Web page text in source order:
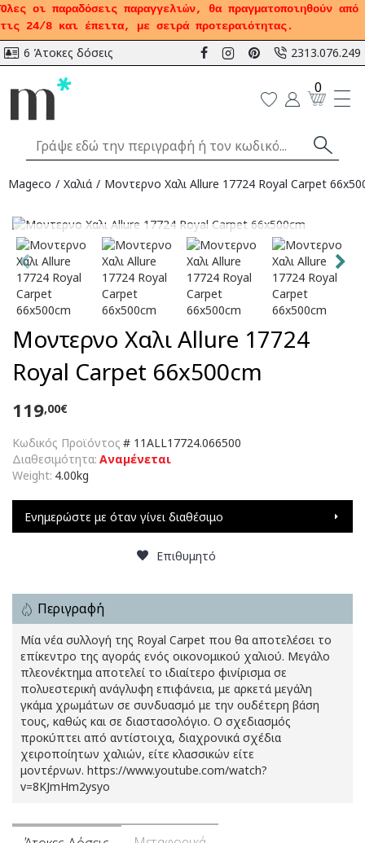
Όλες οι παραδόσεις παραγγελιών, θα πραγματοποιηθούν από
τις 24/8 και έπειτα, με σειρά προτεραιότητας.
6 Άτοκες δόσεις 2313.076.249
0
Mageco Χαλιά Μοντερνο Χαλι Allure 17724 Royal Carpet
Αναμένεται
Μοντερνο Χαλι Allure 17724
Royal Carpet 66x500cm
Κωδικός Προϊόντος # 11ALL17724.066500
Διαθεσιμότητα: Αναμένεται
Weight: 4.00kg
119,00€
Ενημερώστε με όταν γίνει διαθέσιμο
Επιθυμητό
Περιγραφή
Μία νέα συλλογή της Royal Carpet που θα αποτελέσει το
επίκεντρο της αγοράς ενός οικονομικού χαλιού. Μεγάλο
πλεονέκτημα αποτελεί το ιδιαίτερο φινίρισμα σε
πολυεστερική ανάγλυφη επιφάνεια, με αρκετά μεγάλη
γκάμα χρωμάτων σε συνδυασμό με την ουδέτερη βάση
τους, καθώς και σε διαστασολόγιο. Ο σχεδιασμός
προκύπτει από αντίστοιχα, διαχρονικά σχέδια
χειροποίητων χαλιών, είτε κλασσικών είτε
μοντέρνων. https://www.youtube.com/watch?
v=8KJmHm2ysyo